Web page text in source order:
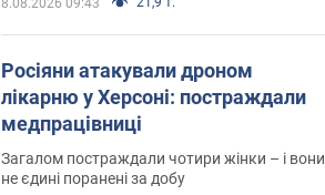
8.08.2026 09:43
Росіяни атакували дроном
лікарню у Херсоні: постраждали
медпрацівниці
Загалом постраждали чотири жінки – і вони
не єдині поранені за добу